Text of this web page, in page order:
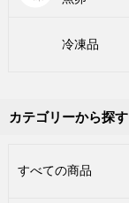
冷凍品
カテゴリーから探す
すべての商品